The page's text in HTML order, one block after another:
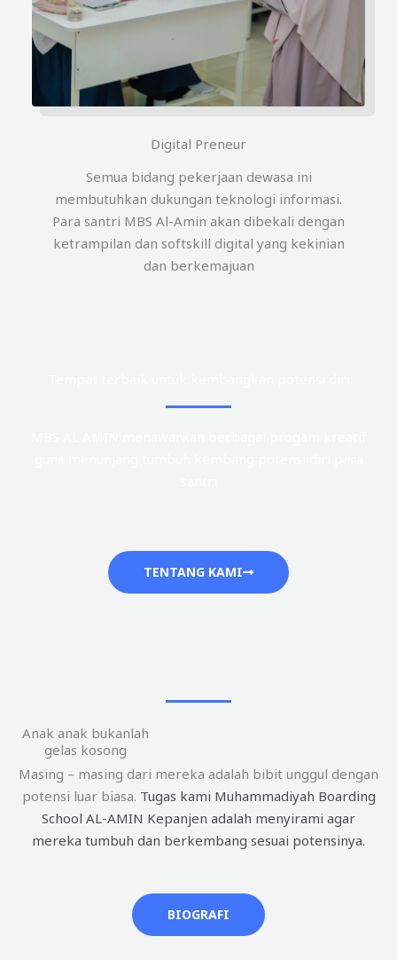
Digital Preneur
Semua bidang pekerjaan dewasa ini
membutuhkan dukungan teknologi informasi.
Para santri MBS Al-Amin akan dibekali dengan
ketrampilan dan softskill digital yang kekinian
dan berkemajuan
TENTANG KAMI
Anak anak bukanlah
gelas kosong
Masing – masing dari mereka adalah bibit unggul dengan
potensi luar biasa. Tugas kami Muhammadiyah Boarding
School AL-AMIN Kepanjen adalah menyirami agar
mereka tumbuh dan berkembang sesuai potensinya.
BIOGRAFI